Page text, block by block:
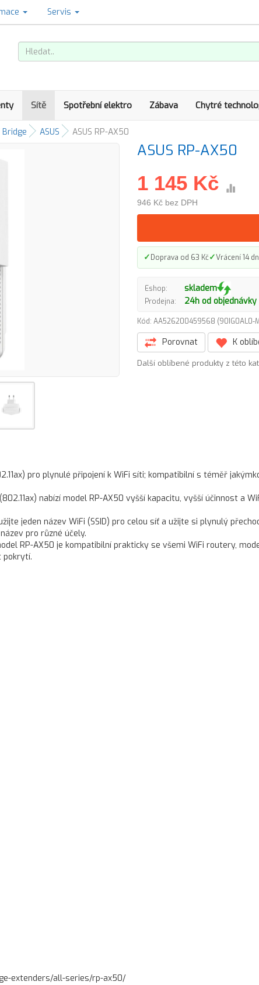
Servis
Sítě Spotřební elektro Zábava Chytré
ASUS ASUS RP-AX50
ASUS RP-AX50
1 145 Kč
946 Kč bez DPH
✓Doprava od 63 Kč✓Vrácení 14
Eshop: skladem
Prodejna: 24h od objednávky
Kód: AA526200459568 (90IG0AL0-
Porovnat K
Další oblíbené produkty z této
pro plynulé připojení k WiFi síti; kompatibilní s téměř
nabízí model RP-AX50 vyšší kapacitu, vyšší účinnost a
jeden název WiFi (SSID) pro celou síť a užijte si plynulý
pro různé účely.
RP-AX50 je kompatibilní prakticky se všemi WiFi routery,
pokrytí.
extenders/all-series/rp-ax50/